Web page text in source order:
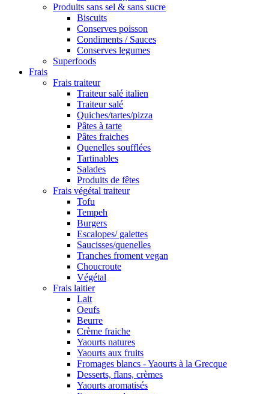
Produits sans sel & sans sucre
Biscuits
Conserves poisson
Condiments / Sauces
Conserves legumes
Superfoods
Frais
Frais traiteur
Traiteur salé italien
Traiteur salé
Quiches/tartes/pizza
Pâtes à tarte
Pâtes fraiches
Quenelles soufflées
Tartinables
Salades
Produits de fêtes
Frais végétal traiteur
Tofu
Tempeh
Burgers
Escalopes/ galettes
Saucisses/quenelles
Tranches froment vegan
Choucroute
Végétal
Frais laitier
Lait
Oeufs
Beurre
Crème fraiche
Yaourts natures
Yaourts aux fruits
Fromages blancs - Yaourts à la Grecque
Desserts, flans, crèmes
Yaourts aromatisés